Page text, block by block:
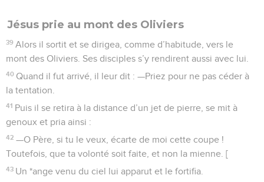
Jésus prie au mont des Oliviers
39 Alors il sortit et se dirigea, comme d’habitude, vers le
mont des Oliviers. Ses disciples s’y rendirent aussi avec lui.
40 Quand il fut arrivé, il leur dit : —Priez pour ne pas céder à
la tentation.
41 Puis il se retira à la distance d’un jet de pierre, se mit à
genoux et pria ainsi :
42 —O Père, si tu le veux, écarte de moi cette coupe !
Toutefois, que ta volonté soit faite, et non la mienne. [
43 Un *ange venu du ciel lui apparut et le fortifia.